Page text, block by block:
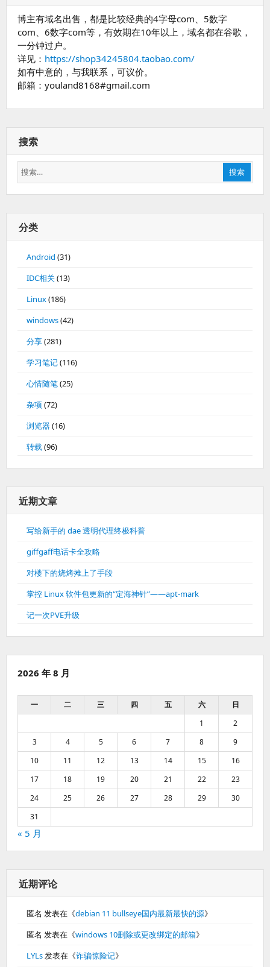
博主有域名出售，都是比较经典的4字母com、5数字
com、6数字com等，有效期在10年以上，域名都在谷歌，
一分钟过户。
详见： https://shop34245804.taobao.com/
如有中意的，与我联系，可议价。
邮箱：youland8168#gmail.com
搜索
搜
索：
搜索
分类
Android (31)
IDC相关(13)
Linux(186)
windows(42)
分享(281)
学习笔记(116)
心情随笔(25)
杂项 (72)
浏览器(16)
转载(96)
近期文章
写给新手的 dae 透明代理终极科普
giffgaff电话卡全攻略
对楼下的烧烤摊上了手段
掌控 Linux 软件包更新的“定海神针”——apt-mark
记一次PVE升级
2026 年 8 月
一 二 三 四 五 六
日
1
2
3
4 5 6 7 8
9
10
11 12 13 14 15
16
17
18 19 20 21 22
23
24
25 26 27 28 29
30
31
« 5 月
近期评论
匿名 发表在《debian 11 bullseye国内最新最快的源》
匿名 发表在《windows 10删除或更改绑定的邮箱》
LYLs发表在《诈骗惊险记》